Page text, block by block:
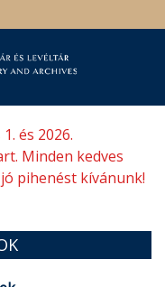
és 2026.
Minden kedves
pihenést kívánunk!